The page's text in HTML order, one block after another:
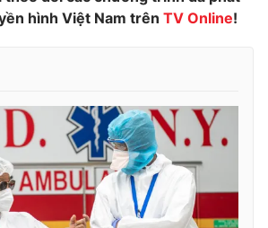
Ghi rõ nguồn VTV.vn khi phát hành lại
hình Việt Nam trên TV Online!